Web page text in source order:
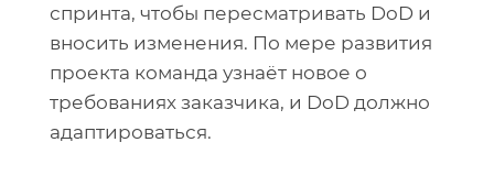
спринта, чтобы пересматривать DoD и
вносить изменения. По мере развития
проекта команда узнаёт новое о
требованиях заказчика, и DoD должно
адаптироваться.